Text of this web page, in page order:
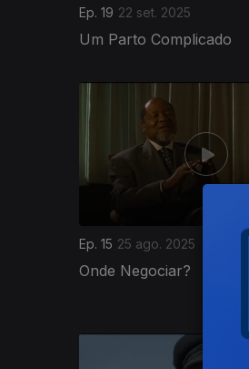
Ep. 19 22 set. 2025
Um Parto Complicado
Ep. 15 25 ago. 2025
Onde Negociar?
869688